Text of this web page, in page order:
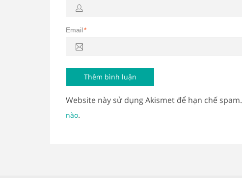
Email*
Website này sử dụng Akismet để hạn chế spam.
nào.